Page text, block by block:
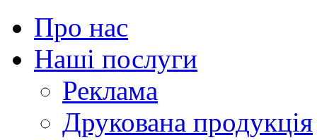
Про нас
Наші послуги
Реклама
Друкована продукція